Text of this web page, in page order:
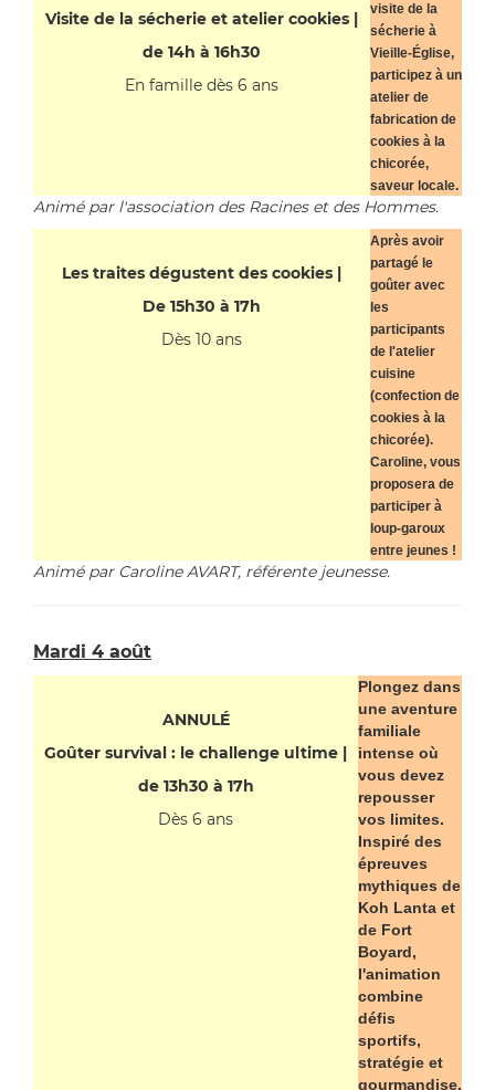
Visite de la sécherie et atelier cookies |
de 14h à 16h30
En famille dès 6 ans
visite de la
sécherie à
Vieille-Église,
participez à un
atelier de
fabrication de
cookies à la
chicorée,
saveur locale.
Animé par l'association des Racines et des Hommes.
Les traites dégustent des cookies |
De 15h30 à 17h
Dès 10 ans
Après avoir
partagé le
goûter avec
les
participants
de l'atelier
cuisine
(confection de
cookies à la
chicorée).
Caroline, vous
proposera de
participer à
loup-garoux
entre jeunes !
Animé par Caroline AVART, référente jeunesse.
Mardi 4 août
ANNULÉ
Goûter survival : le challenge ultime |
de 13h30 à 17h
Dès 6 ans
Plongez dans
une aventure
familiale
intense où
vous devez
repousser
vos limites.
Inspiré des
épreuves
mythiques de
Koh Lanta et
de Fort
Boyard,
l'animation
combine
défis
sportifs,
stratégie et
gourmandise.